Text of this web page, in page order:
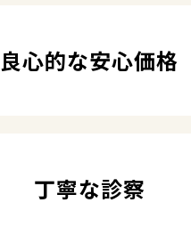
良心的な安心価格
丁寧な診察